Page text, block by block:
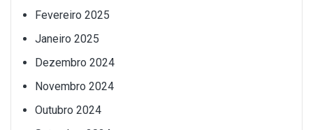
Fevereiro 2025
Janeiro 2025
Dezembro 2024
Novembro 2024
Outubro 2024